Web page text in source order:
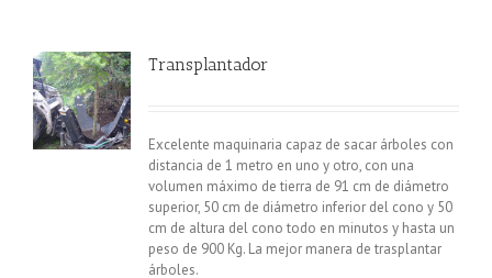
Transplantador
Excelente maquinaria capaz de sacar árboles con
distancia de 1 metro en uno y otro, con una
volumen máximo de tierra de 91 cm de diámetro
superior, 50 cm de diámetro inferior del cono y 50
cm de altura del cono todo en minutos y hasta un
peso de 900 Kg. La mejor manera de trasplantar
árboles.